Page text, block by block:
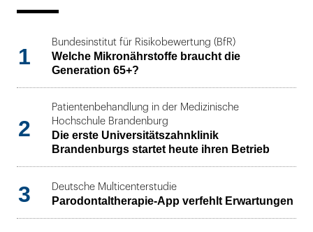
1
Bundesinstitut für Risikobewertung (BfR)
Welche Mikronährstoffe braucht die
Generation 65+?
2
Patientenbehandlung in der Medizinische
Hochschule Brandenburg
Die erste Universitätszahnklinik
Brandenburgs startet heute ihren Betrieb
3 Deutsche Multicenterstudie
Parodontaltherapie-App verfehlt Erwartungen